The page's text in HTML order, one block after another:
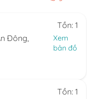
Tồn: 1
Đông,
Xem
bản đồ
Tồn: 1